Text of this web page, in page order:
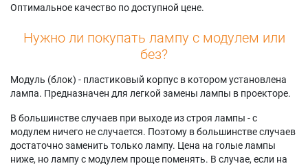
Оптимальное качество по доступной цене.
Нужно ли покупать лампу с модулем или
без?
Модуль (блок) - пластиковый корпус в котором установлена
лампа. Предназначен для легкой замены лампы в проекторе.
В большинстве случаев при выходе из строя лампы - с
модулем ничего не случается. Поэтому в большинстве случаев
достаточно заменить только лампу. Цена на голые лампы
ниже, но лампу с модулем проще поменять. В случае, если на